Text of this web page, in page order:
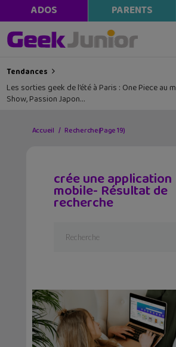
ADOS PARENTS
Tendances
Les sorties geek de l’été à Paris : One Piece au
Show, Passion Japon…
Accueil Recherche(Page 19)
crée une application
mobile- Résultat de
recherche